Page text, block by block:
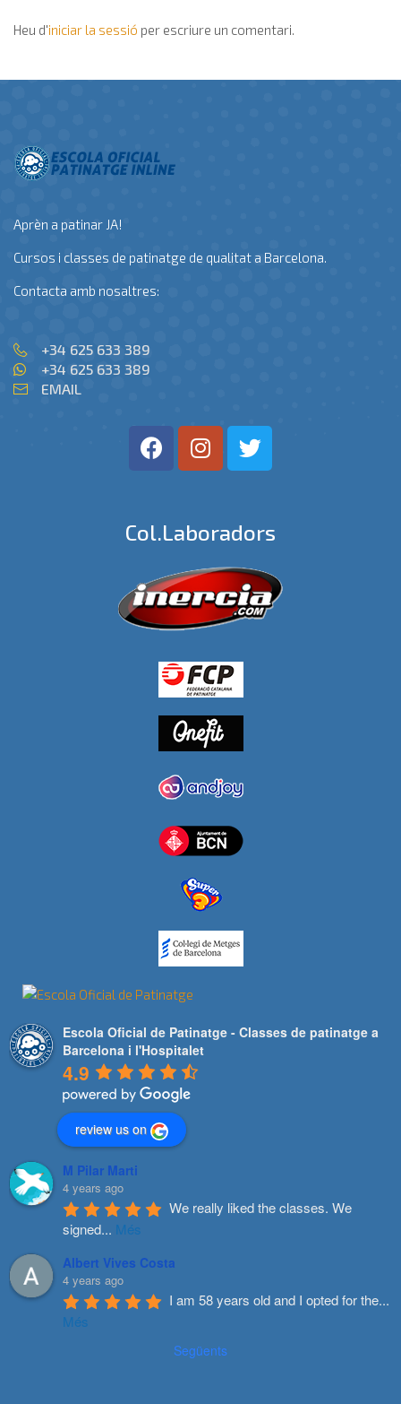
Heu d'iniciar la sessió per escriure un comentari.
Aprèn a patinar JA!
Cursos i classes de patinatge de qualitat a Barcelona.
Contacta amb nosaltres:
+34 625 633 389
+34 625 633 389
EMAIL
Col.laboradors
Escola Oficial de Patinatge - Classes de patinatge a
Barcelona i l'Hospitalet
4.9
review us on
M Pilar Marti
4 years ago
We really liked the classes. We
signed... Més
Albert Vives Costa
4 years ago
I am 58 years old and I opted for the...
Més
Següents